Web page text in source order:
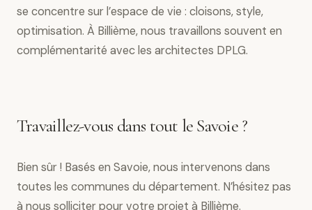
se concentre sur l’espace de vie : cloisons, style,
optimisation. À Billième, nous travaillons souvent en
complémentarité avec les architectes DPLG.
Travaillez-vous dans tout le Savoie ?
Bien sûr ! Basés en Savoie, nous intervenons dans
toutes les communes du département. N’hésitez pas
à nous solliciter pour votre projet à Billième.